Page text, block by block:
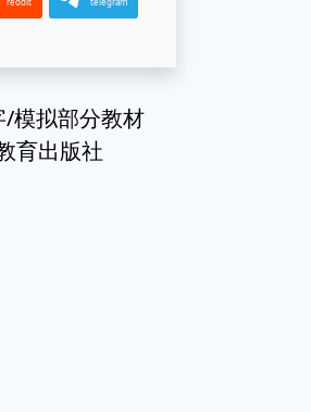
/模拟部分教材
育出版社